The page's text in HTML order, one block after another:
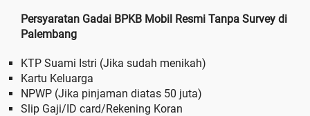
Persyaratan Gadai BPKB Mobil Resmi Tanpa Survey di
Palembang
KTP Suami Istri (Jika sudah menikah)
Kartu Keluarga
NPWP (Jika pinjaman diatas 50 juta)
Slip Gaji/ID card/Rekening Koran